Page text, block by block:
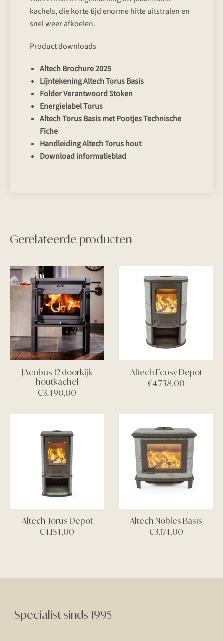
kachels, die korte tijd enorme hitte uitstralen en
snel weer afkoelen.
Product downloads
Altech Brochure 2025
Lijntekening Altech Torus Basis
Folder Verantwoord Stoken
Energielabel Torus
Altech Torus Basis met Pootjes Technische
Fiche
Handleiding Altech Torus hout
Download informatieblad
Gerelateerde producten
JAcobus 12 doorkijk
houtkachel
€3.490,00
Altech Ecosy Depot
€4.738,00
Altech Torus Depot
€4.154,00
Altech Nobles Basis
€3.174,00
Specialist sinds 1995